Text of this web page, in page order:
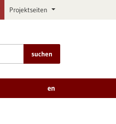
Projektseiten
suchen
en